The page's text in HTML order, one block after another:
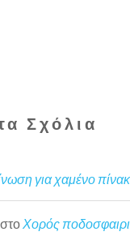
Σχόλια
για χαμένο
στοΧορός